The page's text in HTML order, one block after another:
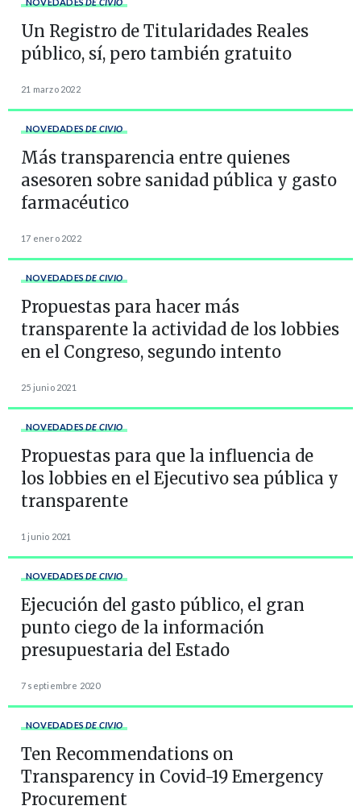
Un Registro de Titularidades Reales
público, sí, pero también gratuito
21 marzo 2022
NOVEDADES DE CIVIO
Más transparencia entre quienes
asesoren sobre sanidad pública y gasto
farmacéutico
17 enero 2022
NOVEDADES DE CIVIO
Propuestas para hacer más
transparente la actividad de los lobbies
en el Congreso, segundo intento
25 junio 2021
NOVEDADES DE CIVIO
Propuestas para que la influencia de
los lobbies en el Ejecutivo sea pública y
transparente
1 junio 2021
NOVEDADES DE CIVIO
Ejecución del gasto público, el gran
punto ciego de la información
presupuestaria del Estado
7 septiembre 2020
NOVEDADES DE CIVIO
Ten Recommendations on
Transparency in Covid-19 Emergency
Procurement